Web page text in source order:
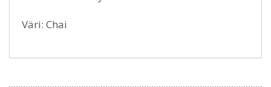
Väri: Chai